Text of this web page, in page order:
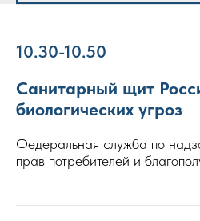
10.30-10.50
Санитарный щит
биологических угроз
Федеральная служба по
прав потребителей и